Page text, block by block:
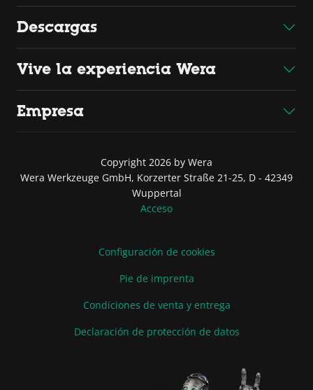
Descargas
Vive la experiencia Wera
Empresa
Copyright 2026 by Wera
Wera Werkzeuge GmbH, Korzerter Straße 21-25, D - 42349
Wuppertal
Acceso
Configuración de cookies
Pie de imprenta
Condiciones de venta y entrega
Declaración de protección de datos